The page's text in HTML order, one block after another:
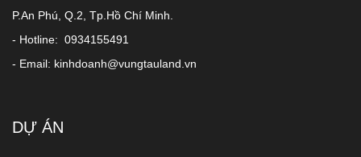
P.An Phú, Q.2, Tp.Hồ Chí Minh.
- Hotline: 0934155491
- Email: kinhdoanh@vungtauland.vn
DỰ ÁN